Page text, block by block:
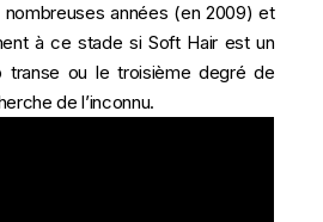
années (en 2009) et
à ce stade si Soft Hair est un
ou le troisième degré de
de l’inconnu.